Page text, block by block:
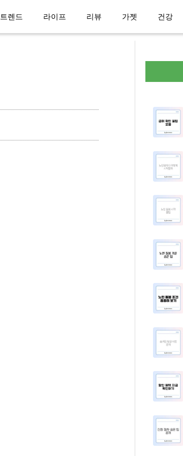
트렌드 라이프 리뷰 가젯 건강